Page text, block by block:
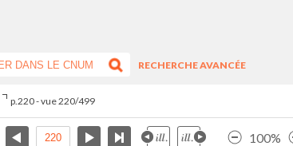
RECHERCHE AVANCÉE
p.220 - vue 220/499
100%